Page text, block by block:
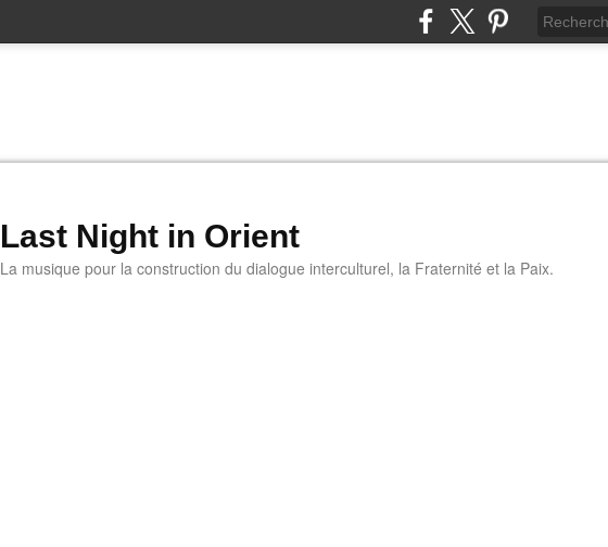
Last Night in Orient
La musique pour la construction du dialogue interculturel, la Fraternité et la Paix.